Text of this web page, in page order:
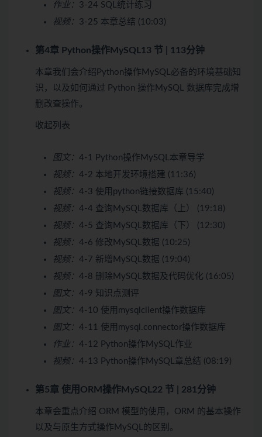
作业： 3-24 SQL统计练习
视频： 3-25 本章总结 (10:03)
第4章 Python操作MySQL13 节 | 113分钟
本章我们会介绍Python操作MySQL必备的环境基础知
识，以及如何通过 Python 操作MySQL 数据库完成增
删改查操作。
收起列表
图文： 4-1 Python操作MySQL本章导学
视频： 4-2 本地开发环境搭建 (11:36)
视频： 4-3 使用python链接数据库 (15:40)
视频： 4-4 查询MySQL数据库（上） (19:18)
视频： 4-5 查询MySQL数据库（下） (12:30)
视频： 4-6 修改MySQL数据 (10:25)
视频： 4-7 新增MySQL数据 (19:04)
视频： 4-8 删除MySQL数据及代码优化 (16:05)
图文： 4-9 知识点测评
图文： 4-10 使用mysqlclient操作数据库
图文： 4-11 使用mysql.connector操作数据库
作业： 4-12 Python操作MySQL作业
视频： 4-13 Python操作MySQL章总结 (08:19)
第5章 使用ORM操作MySQL22 节 | 281分钟
本章会重点介绍 ORM 模型的使用，ORM 的基本操作
以及与原生方式操作MySQL的区别。